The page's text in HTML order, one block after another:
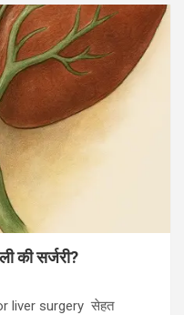
की सर्जरी?
liver surgery सेहत